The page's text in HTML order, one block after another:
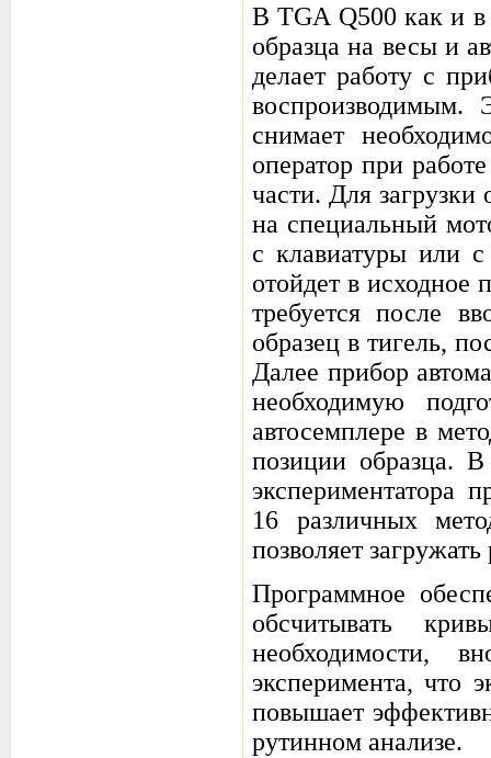
В TGA Q500 как и в
образца на весы и
делает работу с
воспроизводимым.
снимает
оператор при
части. Для загрузки
на специальный
с клавиатуры или с
отойдет в исходное
требуется после
образец в тигель,
Далее прибор
необходимую
автосемплере в
позиции образца.
экспериментатора
16 различных
позволяет
Программное
обсчитывать
необходимости,
эксперимента, что
повышает
рутинном анализе.